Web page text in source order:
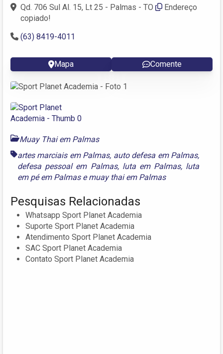
Qd. 706 Sul Al. 15, Lt 25 - Palmas - TO
Endereço
copiado!
(63) 8419-4011
Mapa Comente
Muay Thai em Palmas
artes marciais em Palmas, auto defesa em Palmas,
defesa pessoal em Palmas, luta em Palmas, luta
em pé em Palmasemuay thai em Palmas
Pesquisas Relacionadas
Whatsapp Sport Planet Academia
Suporte Sport Planet Academia
Atendimento Sport Planet Academia
SAC Sport Planet Academia
Contato Sport Planet Academia